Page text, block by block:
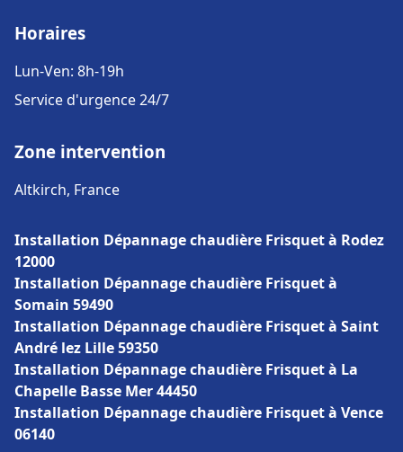
Horaires
Lun-Ven: 8h-19h
Service d'urgence 24/7
Zone intervention
Altkirch, France
Installation Dépannage chaudière Frisquet à Rodez
12000
Installation Dépannage chaudière Frisquet à
Somain 59490
Installation Dépannage chaudière Frisquet à Saint
André lez Lille 59350
Installation Dépannage chaudière Frisquet à La
Chapelle Basse Mer 44450
Installation Dépannage chaudière Frisquet à Vence
06140